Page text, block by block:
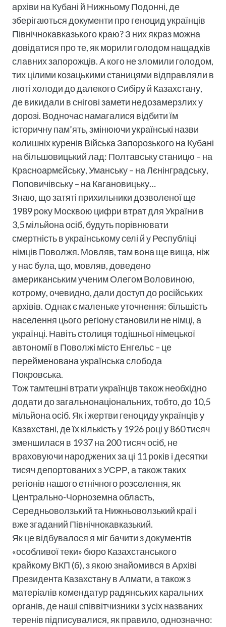
архіви на Кубані й Нижньому Подонні, де
зберігаються документи про геноцид українців
Північнокавказького краю? З них якраз можна
довідатися про те, як морили голодом нащадків
славних запорожців. А кого не зломили голодом,
тих цілими козацькими станицями відправляли в
люті холоди до далекого Сибіру й Казахстану,
де викидали в снігові замети недозамерзлих у
дорозі. Водночас намагалися відбити їм
історичну пам’ять, змінюючи українські назви
колишніх куренів Війська Запорозького на Кубані
на більшовицький лад: Полтавську станицю – на
Красноармєйську, Уманську – на Лєнінградську,
Поповичівську – на Кагановицьку…
Знаю, що затяті прихильники дозволеної ще
1989 року Москвою цифри втрат для України в
3,5 мільйона осіб, будуть порівнювати
смертність в українському селі й у Республіці
німців Поволжя. Мовляв, там вона ще вища, ніж
у нас була, що, мовляв, доведено
американським ученим Олегом Воловиною,
котрому, очевидно, дали доступ до російських
архівів. Однак є маленьке уточнення: більшість
населення цього регіону становили не німці, а
українці. Навіть столиця тодішньої німецької
автономії в Поволжі місто Енгельс – це
перейменована українська слобода
Покровська.
Тож тамтешні втрати українців також необхідно
додати до загальнонаціональних, тобто, до 10,5
мільйона осіб. Як і жертви геноциду українців у
Казахстані, де їх кількість у 1926 році у 860 тисяч
зменшилася в 1937 на 200 тисяч осіб, не
враховуючи народжених за ці 11 років і десятки
тисяч депортованих з УСРР, а також таких
регіонів нашого етнічного розселення, як
Центрально-Чорноземна область,
Середньоволзький та Нижньоволзький краї і
вже згаданий Північнокавказький.
Як це відбувалося я міг бачити з документів
«особливої теки» бюро Казахстанського
крайкому ВКП (б), з якою знайомився в Архіві
Президента Казахстану в Алмати, а також з
матеріалів комендатур радянських каральних
органів, де наші співвітчизники з усіх названих
теренів підписувалися, як правило, однозначно: